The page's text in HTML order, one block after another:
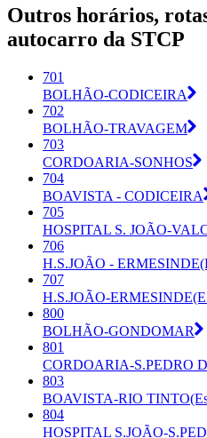
Outros horários,
autocarro da STCP
701
BOLHÃO-CODICEIRA
702
BOLHÃO-TRAVAGEM
703
CORDOARIA-SONHOS
704
BOAVISTA - CODICEIRA
705
HOSPITAL S. JOÃO-
706
H.S.JOÃO -
707
H.S.JOÃO-
800
BOLHÃO-GONDOMAR
801
CORDOARIA-S.PEDRO
803
BOAVISTA-RIO
804
HOSPITAL S.JOÃO-